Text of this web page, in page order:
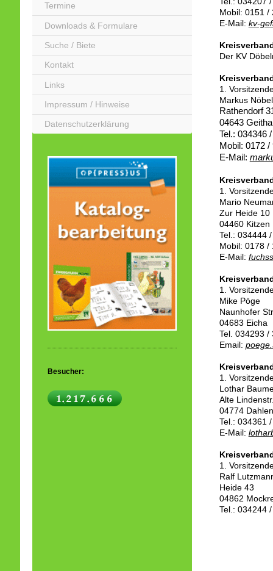
Mobil: 0151 /
E-Mail: kv-
Der KV
1.
Markus Nöbel
Rathendorf
04643
Tel.: 034346
Mobil: 0172 /
E-Mail:
1.
Mario
Zur Heide 10
04460 Kitzen
Tel.: 034444
Mobil: 0178 /
E-Mail:
1.
Mike Pöge
Naunhofer
04683 Eicha
Tel. 034293 /
Email:
1.
Lothar
Alte
04774
Tel.: 034361
E-Mail:
1.
Ralf
Heide 43
04862
Tel.: 034244
Termine
Downloads & Formulare
Suche / Biete
Kontakt
Links
Impressum / Hinweise
Datenschutzerklärung
Besucher: